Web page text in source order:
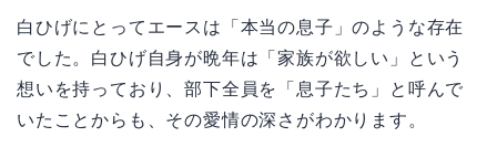
白ひげにとってエースは「本当の息子」のような存在
でした。白ひげ自身が晩年は「家族が欲しい」という
想いを持っており、部下全員を「息子たち」と呼んで
いたことからも、その愛情の深さがわかります。